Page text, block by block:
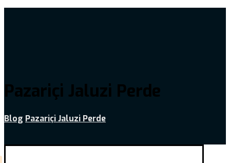
Pazariçi Jaluzi Perde
Blog Pazariçi Jaluzi Perde